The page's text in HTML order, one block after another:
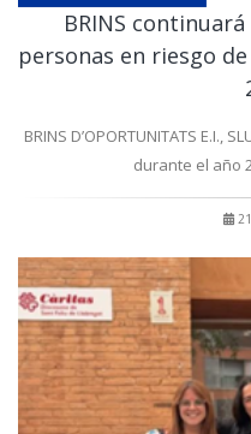
BRINS
personas en riesgo
BRINS D’OPORTUNITATS E.I.,
durante el año